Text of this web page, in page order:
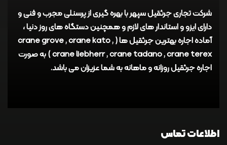
شرکت تجاری جرثقیل سپهر با بهره گیری از پرسنلی مجرب و فنی و
دارای ایزو و استاندار های لازم و همچنین دستگاه های روز دنیا ،
آماده اجاره بهترین جرثقیل ها ( crane grove , crane kato ,
crane liebherr , crane tadano , crane terex ) به صورت
اجاره جرثقیل روزانه و ماهانه به شما عزیزان می باشد.
اطلاعات تماس